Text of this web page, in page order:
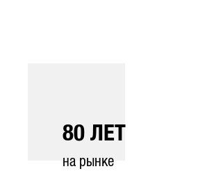
80 ЛЕТ
на рынке